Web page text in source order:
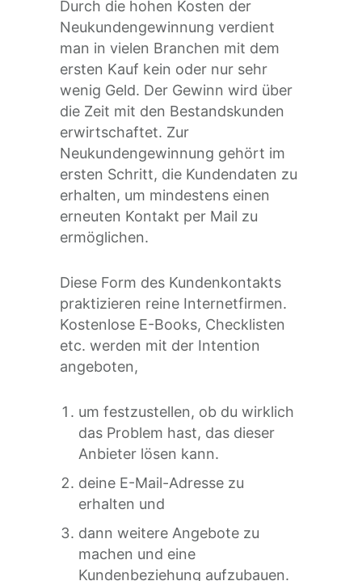
Durch die hohen Kosten der
Neukundengewinnung verdient
man in vielen Branchen mit dem
ersten Kauf kein oder nur sehr
wenig Geld. Der Gewinn wird über
die Zeit mit den Bestandskunden
erwirtschaftet. Zur
Neukundengewinnung gehört im
ersten Schritt, die Kundendaten zu
erhalten, um mindestens einen
erneuten Kontakt per Mail zu
ermöglichen.
Diese Form des Kundenkontakts
praktizieren reine Internetfirmen.
Kostenlose E-Books, Checklisten
etc. werden mit der Intention
angeboten,
um festzustellen, ob du wirklich
das Problem hast, das dieser
Anbieter lösen kann.
deine E-Mail-Adresse zu
erhalten und
dann weitere Angebote zu
machen und eine
Kundenbeziehung aufzubauen.